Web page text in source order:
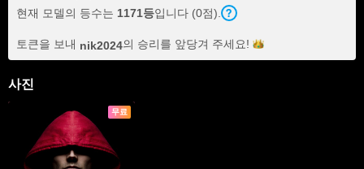
현재 모델의 등수는 1171등입니다 (0점).
토큰을 보내 nik2024의 승리를 앞당겨 주세요!
사진
무료